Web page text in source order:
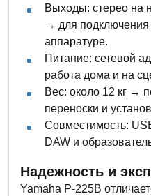
Выходы: стерео на
→ для подключения
аппаратуре.
Питание: сетевой
работа дома и на
Вес: около 12 кг →
переноски и
Совместимость:
DAW и
Надежность и
Yamaha P-225B